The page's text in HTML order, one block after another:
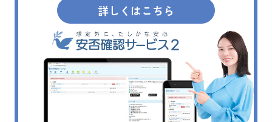
詳しくはこちら